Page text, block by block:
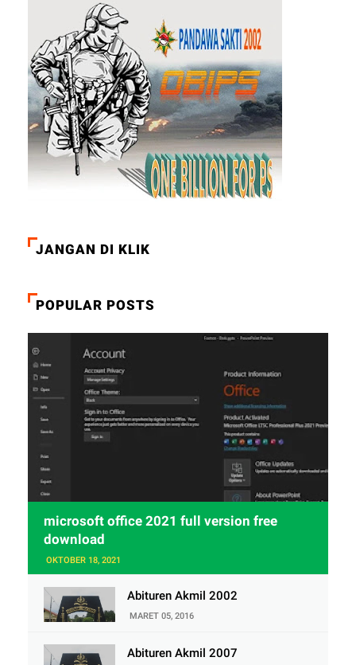
JANGAN DI KLIK
POPULAR POSTS
microsoft office 2021 full version free
download
OKTOBER 18, 2021
Abituren Akmil 2002
MARET 05, 2016
Abituren Akmil 2007